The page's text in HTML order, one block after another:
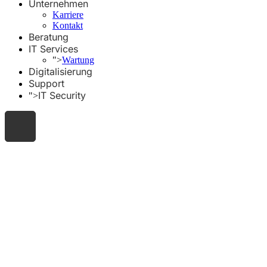
Unternehmen
Karriere
Kontakt
Beratung
IT Services
">Wartung
Digitalisierung
Support
">IT Security